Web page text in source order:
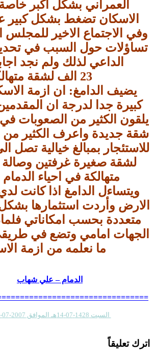
العمراني بشكل اكبر
الاسكان تضغط بشكل كبير
وفي الاجتماع الاخير
تساؤلات حول السبب في
الداعي لذلك ولم نجد
23 الف لشقة متهالكة
يضيف الدامغ: ان ازمة
كبيرة جدا لدرجة ان
يلقون الكثير من الصعوبات
شقة جديدة واعرف الكثير من
لشقة صغيرة غرفتين
متهالكة في احياء الدمام
ويتساءل الدامغ اذا كانت
الارض وأردت استثمارها
متعددة بحسب امكاناتي
الجهات امامي وتضع في
ما نعلمه من ازمة
الدمام – علي شهاب
السبت 1428-07-14 هـ الموافق 2007-07-28
اترك تعليقاً